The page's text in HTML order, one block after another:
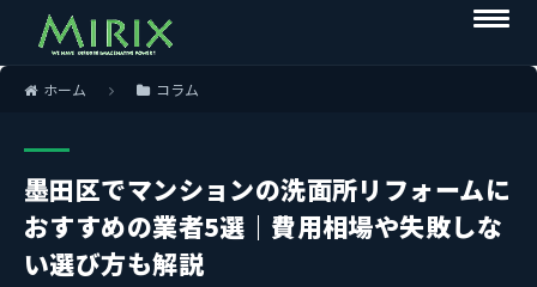
ホーム コラム
墨田区でマンションの洗面所リフォームに
おすすめの業者5選｜費用相場や失敗しな
い選び方も解説